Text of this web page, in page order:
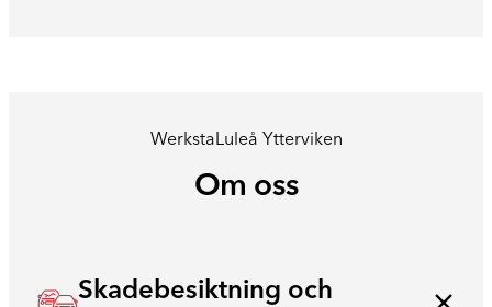
WerkstaLuleå Ytterviken
Om oss
Skadebesiktning och